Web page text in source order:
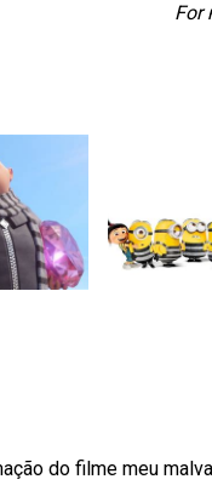
For
do filme meu